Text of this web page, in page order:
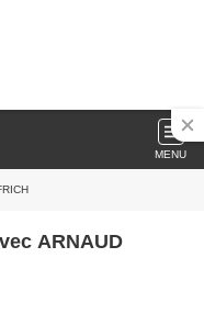
MENU
ARNAUD